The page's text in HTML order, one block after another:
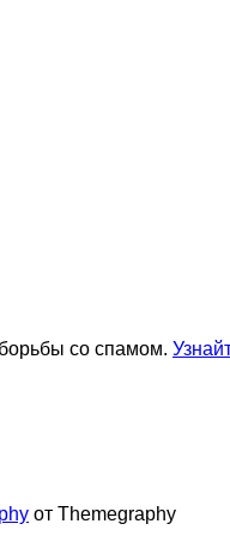
со спамом.
от Themegraphy